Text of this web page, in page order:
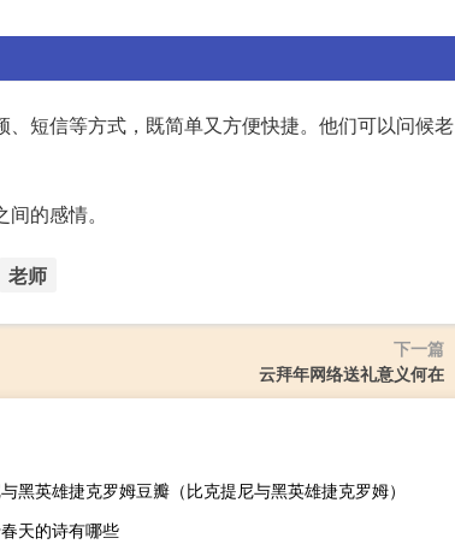
短信等方式，既简单又方便快捷。他们可以问候老
的感情。
老师
下一篇
云拜年网络送礼意义何在
黑英雄捷克罗姆豆瓣（比克提尼与黑英雄捷克罗姆）
天的诗有哪些